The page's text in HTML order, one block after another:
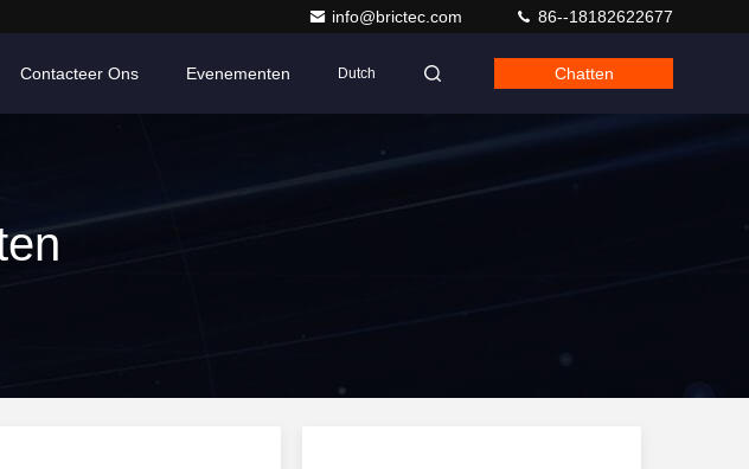
info@brictec.com 86--18182622677
Contacteer Ons Evenementen Dutch Chatten